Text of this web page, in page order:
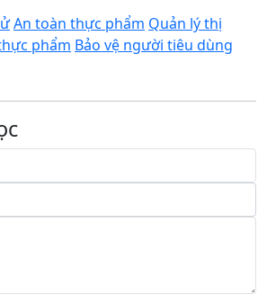
An toàn thực phẩm Quản lý thị
phẩm Bảo vệ người tiêu dùng